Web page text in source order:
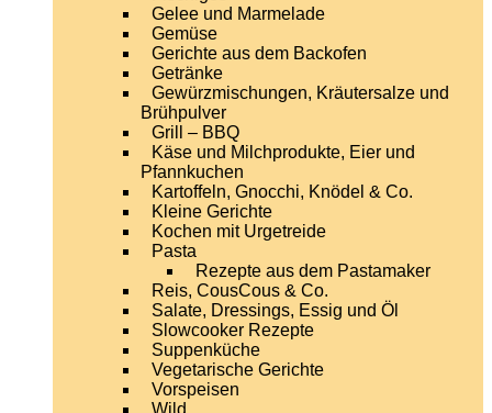
Gelee und Marmelade
Gemüse
Gerichte aus dem Backofen
Getränke
Gewürzmischungen, Kräutersalze und
Brühpulver
Grill – BBQ
Käse und Milchprodukte, Eier und
Pfannkuchen
Kartoffeln, Gnocchi, Knödel & Co.
Kleine Gerichte
Kochen mit Urgetreide
Pasta
Rezepte aus dem Pastamaker
Reis, CousCous & Co.
Salate, Dressings, Essig und Öl
Slowcooker Rezepte
Suppenküche
Vegetarische Gerichte
Vorspeisen
Wild